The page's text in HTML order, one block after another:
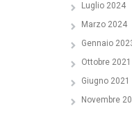
Luglio 2024
Marzo 2024
Gennaio
Ottobre 2021
Giugno 2021
Novembre